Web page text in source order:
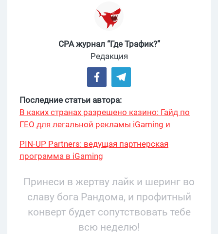
CPA журнал “Где Трафик?”
Редакция
Последние статьи автора:
В каких странах разрешено казино: Гайд по
ГЕО для легальной рекламы iGaming и
PIN-UP Partners: ведущая партнерская
программа в iGaming
Принеси в жертву лайк и шеринг во
славу бога Рандома, и профитный
конверт будет сопутствовать тебе
всю неделю!